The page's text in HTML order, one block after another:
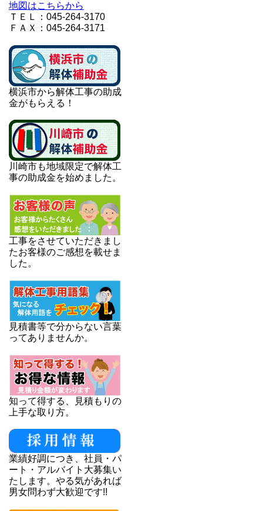
地図はこちらから
ＴＥＬ：045-264-3170
ＦＡＸ：045-264-3171
横浜市から解体工事の助成
金がもらえる！
川崎市も地域限定で解体工
事の助成金を始めました。
工事をさせていただきまし
たお客様のご感想を載せま
した。
見積書等で分からない言葉
ってありませんか。
知って得する、見積もりの
上手な取り方。
業績好調につき、社員・パ
ート・アルバイト大募集い
たします。やる気があれば
男女問わず大歓迎です!!